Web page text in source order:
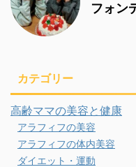
フォン
カテゴリー
高齢ママの美容と健康
アラフィフの美容
アラフィフの体内美容
ダイエット・運動